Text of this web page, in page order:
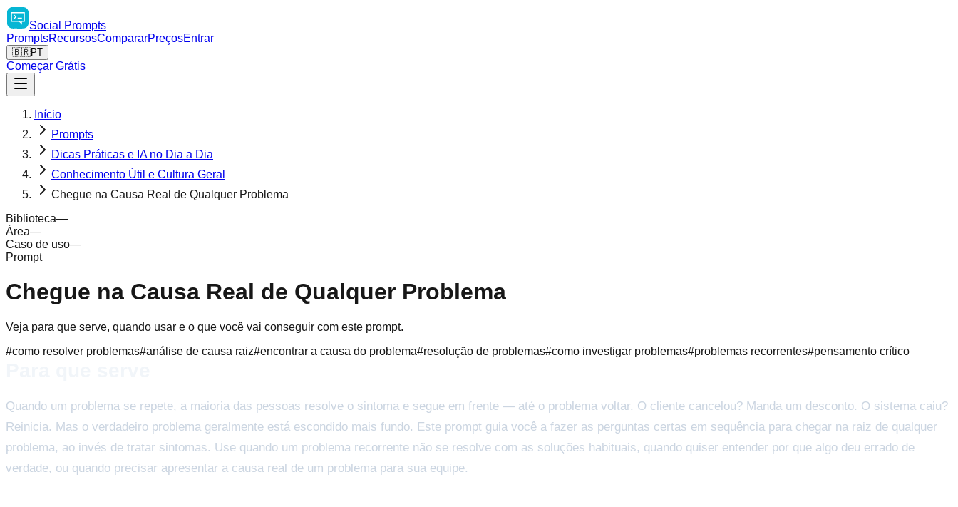
Social
Prompts
PromptsRecursosCompararPreçosEntrar
🇧🇷PT
Começar Grátis
Início
Prompts
Dicas Práticas e IA no Dia a Dia
Conhecimento Útil e Cultura Geral
Chegue na Causa Real de Qualquer Problema
Biblioteca—
Área—
Caso de uso—
Prompt
Chegue na Causa Real de Qualquer Problema
Veja para que serve, quando usar e o que você vai conseguir com este prompt.
#como resolver problemas#análise de causa raiz#encontrar a causa do problema#resolução de problemas#como investigar problemas#problemas recorrentes#pensamento crítico
Quando um problema se repete, a maioria das pessoas resolve o sintoma e segue em frente — até o problema voltar. O cliente cancelou? Manda um desconto. O sistema caiu?
Reinicia. Mas o verdadeiro problema geralmente está escondido mais fundo. Este prompt guia você a fazer as perguntas certas em sequência para chegar na raiz de qualquer
problema, ao invés de tratar sintomas. Use quando um problema recorrente não se resolve com as soluções habituais, quando quiser entender por que algo deu errado de
verdade, ou quando precisar apresentar a causa real de um problema para sua equipe.